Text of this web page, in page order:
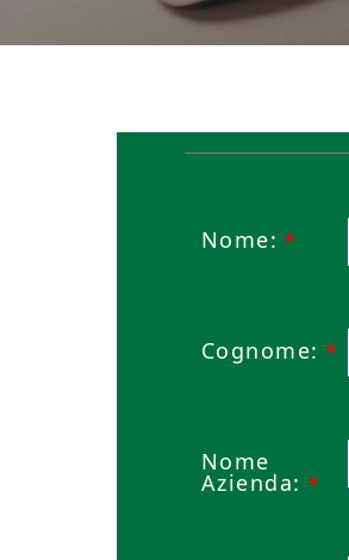
Nome: *
Cognome: *
Nome
Azienda: *